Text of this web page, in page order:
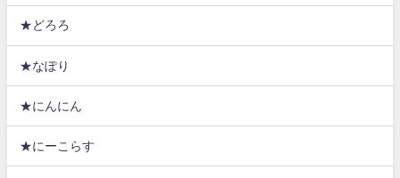
★どろろ
★なぽり
★にんにん
★にーこらす